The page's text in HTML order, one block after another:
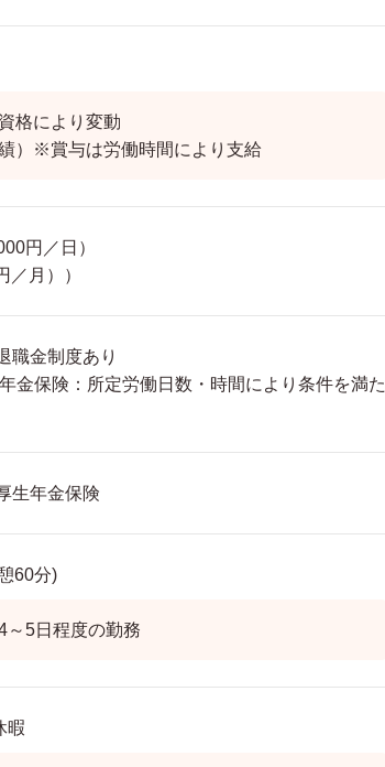
格により変動
）※賞与は労働時間により支給
円／日）
月））
職金制度あり
金保険：所定労働日数・時間により条件を満た
生年金保険
60分)
5日程度の勤務
暇